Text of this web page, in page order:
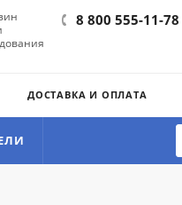
8 800 555-11-78
ДОСТАВКА И ОПЛАТА